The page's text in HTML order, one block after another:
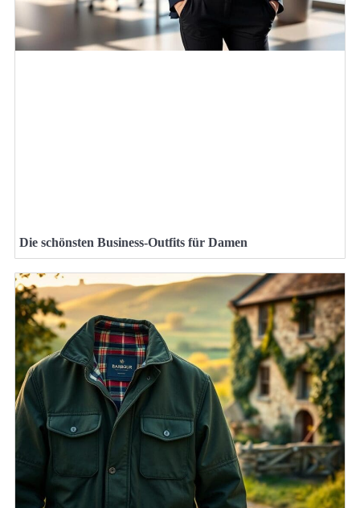
Die schönsten Business-Outfits für Damen